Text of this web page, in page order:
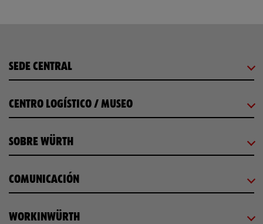
SEDE CENTRAL
CENTRO LOGÍSTICO / MUSEO
SOBRE WÜRTH
COMUNICACIÓN
WORKINWÜRTH